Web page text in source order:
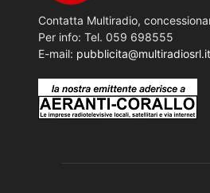
Contatta Multiradio,
Per info: Tel. 059 698555
E-mail: pubblicita@multiradiosrl.it